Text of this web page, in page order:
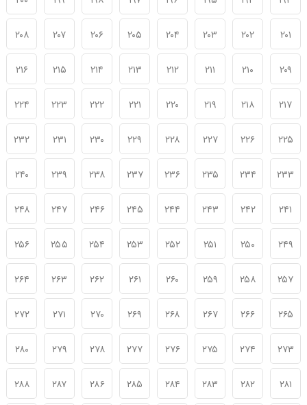
۲۰۱ ۲۰۲ ۲۰۳ ۲۰۴ ۲۰۵ ۲۰۶ ۲۰۷ ۲۰۸
۲۰۹ ۲۱۰ ۲۱۱ ۲۱۲ ۲۱۳ ۲۱۴ ۲۱۵ ۲۱۶
۲۱۷ ۲۱۸ ۲۱۹ ۲۲۰ ۲۲۱ ۲۲۲ ۲۲۳ ۲۲۴
۲۲۵ ۲۲۶ ۲۲۷ ۲۲۸ ۲۲۹ ۲۳۰ ۲۳۱ ۲۳۲
۲۳۳ ۲۳۴ ۲۳۵ ۲۳۶ ۲۳۷ ۲۳۸ ۲۳۹ ۲۴۰
۲۴۱ ۲۴۲ ۲۴۳ ۲۴۴ ۲۴۵ ۲۴۶ ۲۴۷ ۲۴۸
۲۴۹ ۲۵۰ ۲۵۱ ۲۵۲ ۲۵۳ ۲۵۴ ۲۵۵ ۲۵۶
۲۵۷ ۲۵۸ ۲۵۹ ۲۶۰ ۲۶۱ ۲۶۲ ۲۶۳ ۲۶۴
۲۶۵ ۲۶۶ ۲۶۷ ۲۶۸ ۲۶۹ ۲۷۰ ۲۷۱ ۲۷۲
۲۷۳ ۲۷۴ ۲۷۵ ۲۷۶ ۲۷۷ ۲۷۸ ۲۷۹ ۲۸۰
۲۸۱ ۲۸۲ ۲۸۳ ۲۸۴ ۲۸۵ ۲۸۶ ۲۸۷ ۲۸۸